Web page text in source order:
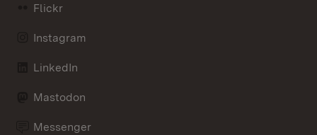
Flickr
Instagram
LinkedIn
Mastodon
Messenger